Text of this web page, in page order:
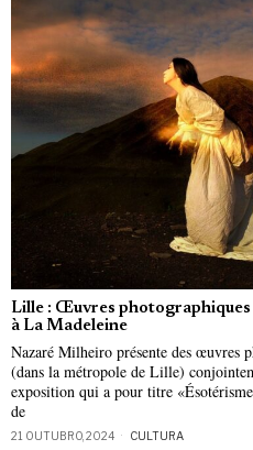
Lille : Œuvres
à La Madeleine
Nazaré Milheiro présente des œuvres
(dans la métropole de Lille)
exposition qui a pour titre
de
21 OUTUBRO, 2024 CULTURA